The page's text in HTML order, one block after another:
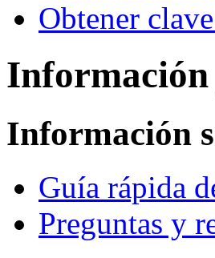
Obtener
Información
Guía rápida
Preguntas y